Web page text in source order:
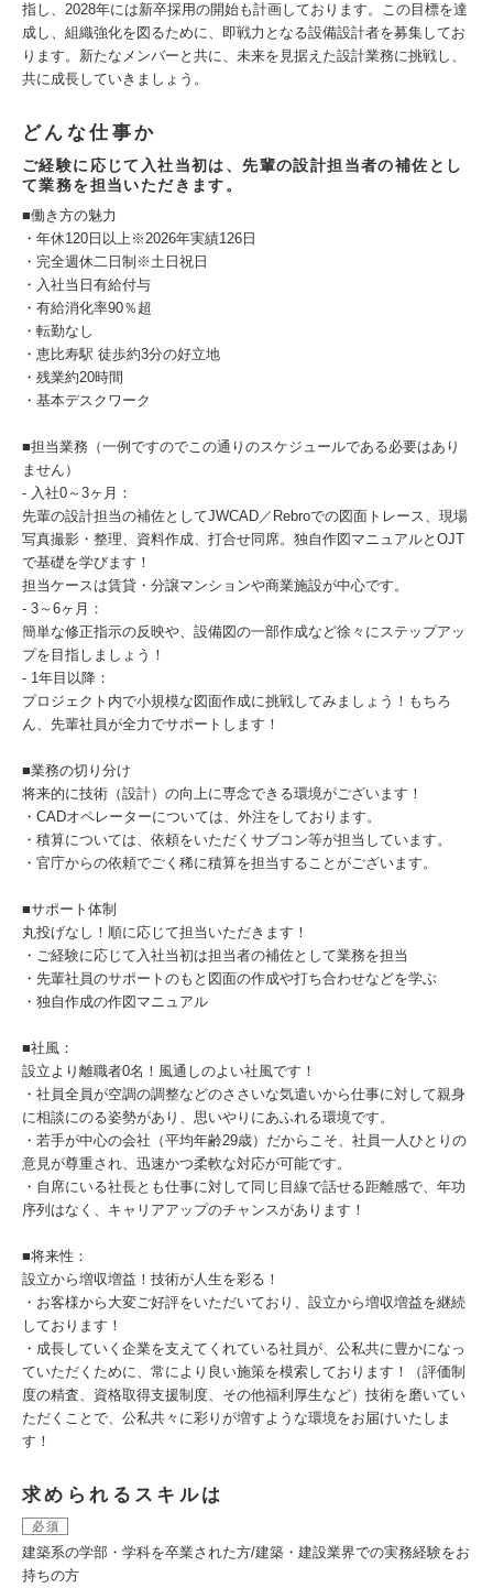
指し、2028年には新卒採用の開始も計画しております。この目標を達
成し、組織強化を図るために、即戦力となる設備設計者を募集してお
ります。新たなメンバーと共に、未来を⾒据えた設計業務に挑戦し、
共に成⻑していきましょう。
どんな仕事か
ご経験に応じて入社当初は、先輩の設計担当者の補佐とし
て業務を担当いただきます。
■働き方の魅力
・年休120日以上※2026年実績126日
・完全週休二日制※土日祝日
・入社当日有給付与
・有給消化率90％超
・転勤なし
・恵比寿駅 徒歩約3分の好立地
・残業約20時間
・基本デスクワーク
■担当業務（一例ですのでこの通りのスケジュールである必要はあり
ません）
- 入社0～3ヶ月：
先輩の設計担当の補佐としてJWCAD／Rebroでの図面トレース、現場
写真撮影・整理、資料作成、打合せ同席。独自作図マニュアルとOJT
で基礎を学びます！
担当ケースは賃貸・分譲マンションや商業施設が中心です。
- 3～6ヶ月：
簡単な修正指示の反映や、設備図の一部作成など徐々にステップアッ
プを目指しましょう！
- 1年目以降：
プロジェクト内で小規模な図面作成に挑戦してみましょう！もちろ
ん、先輩社員が全力でサポートします！
■業務の切り分け
将来的に技術（設計）の向上に専念できる環境がございます！
・CADオペレーターについては、外注をしております。
・積算については、依頼をいただくサブコン等が担当しています。
・官庁からの依頼でごく稀に積算を担当することがございます。
■サポート体制
丸投げなし！順に応じて担当いただきます！
・ご経験に応じて入社当初は担当者の補佐として業務を担当
・先輩社員のサポートのもと図面の作成や打ち合わせなどを学ぶ
・独自作成の作図マニュアル
■社風：
設立より離職者0名！風通しのよい社風です！
・社員全員が空調の調整などのささいな気遣いから仕事に対して親身
に相談にのる姿勢があり、思いやりにあふれる環境です。
・若手が中心の会社（平均年齢29歳）だからこそ、社員一人ひとりの
意見が尊重され、迅速かつ柔軟な対応が可能です。
・自席にいる社長とも仕事に対して同じ目線で話せる距離感で、年功
序列はなく、キャリアアップのチャンスがあります！
■将来性：
設立から増収増益！技術が人生を彩る！
・お客様から大変ご好評をいただいており、設立から増収増益を継続
しております！
・成長していく企業を支えてくれている社員が、公私共に豊かになっ
ていただくために、常により良い施策を模索しております！（評価制
度の精査、資格取得支援制度、その他福利厚生など）技術を磨いてい
ただくことで、公私共々に彩りが増すような環境をお届けいたしま
す！
求められるスキルは
必須
建築系の学部・学科を卒業された方/建築・建設業界での実務経験をお
持ちの方